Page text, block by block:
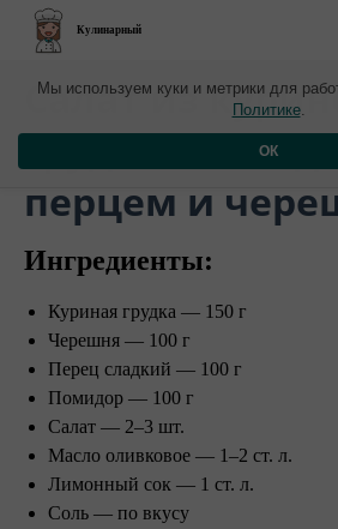
Кулинарный
​Салат из
грудки со
перцем и
Ингредиенты:
Куриная грудка — 150 г
Черешня — 100 г
Перец сладкий — 100 г
Помидор — 100 г
Салат — 2–3 шт.
Масло оливковое — 1–2 ст. л.
Лимонный сок — 1 ст. л.
Соль — по вкусу
Мы используем куки и метрики для
Политике.
ОК